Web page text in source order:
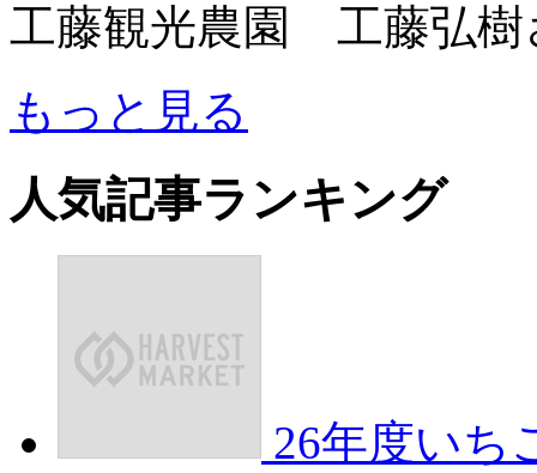
工藤観光農園 工藤弘樹
もっと見る
人気記事ランキング
26年度いち